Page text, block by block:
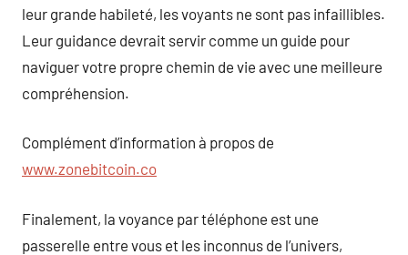
leur grande habileté, les voyants ne sont pas infaillibles.
Leur guidance devrait servir comme un guide pour
naviguer votre propre chemin de vie avec une meilleure
compréhension.
Complément d’information à propos de
www.zonebitcoin.co
Finalement, la voyance par téléphone est une
passerelle entre vous et les inconnus de l’univers,